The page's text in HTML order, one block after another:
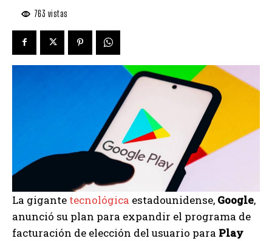
763 vistas
La gigante tecnológica estadounidense, Google,
anunció su plan para expandir el programa de
facturación de elección del usuario para Play